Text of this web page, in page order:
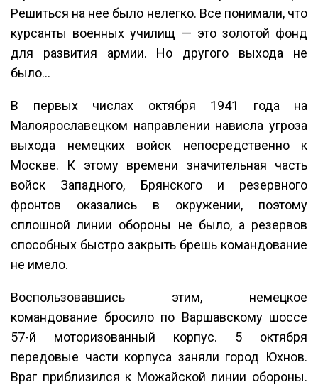
Решиться на нее было нелегко. Все понимали, что
курсанты военных училищ — это золотой фонд
для развития армии. Но другого выхода не
было…
В первых числах октября 1941 года на
Малоярославецком направлении нависла угроза
выхода немецких войск непосредственно к
Москве. К этому времени значительная часть
войск Западного, Брянского и резервного
фронтов оказались в окружении, поэтому
сплошной линии обороны не было, а резервов
способных быстро закрыть брешь командование
не имело.
Воспользовавшись этим, немецкое
командование бросило по Варшавскому шоссе
57-й моторизованный корпус. 5 октября
передовые части корпуса заняли город Юхнов.
Враг приблизился к Можайской линии обороны.